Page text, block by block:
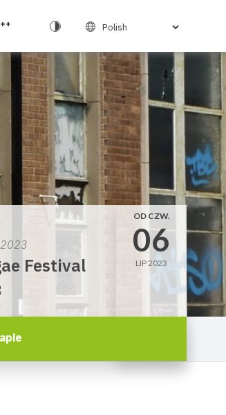
++
Festival
OD CZW.
06
LIP 2023